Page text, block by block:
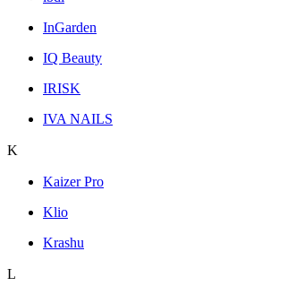
InGarden
IQ Beauty
IRISK
IVA NAILS
K
Kaizer Pro
Klio
Krashu
L